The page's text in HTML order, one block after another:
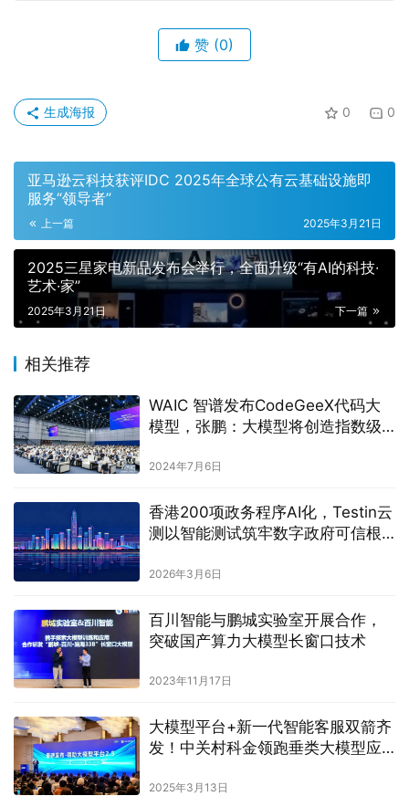
赞 (0)
0 0
生成海报
亚马逊云科技获评IDC 2025年全球公有云基础设施即
服务“领导者”
上一篇 2025年3月21日
2025三星家电新品发布会举行，全面升级“有AI的科技∙
艺术∙家”
下一篇
2025年3月21日
相关推荐
WAIC 智谱发布CodeGeeX代码大
模型，张鹏：大模型将创造指数级
2024年7月6日
香港200项政务程序AI化，Testin云
测以智能测试筑牢数字政府可信根
2026年3月6日
百川智能与鹏城实验室开展合作，
突破国产算力大模型长窗口技术
2023年11月17日
大模型平台+新一代智能客服双箭齐
发！中关村科金领跑垂类大模型应
2025年3月13日